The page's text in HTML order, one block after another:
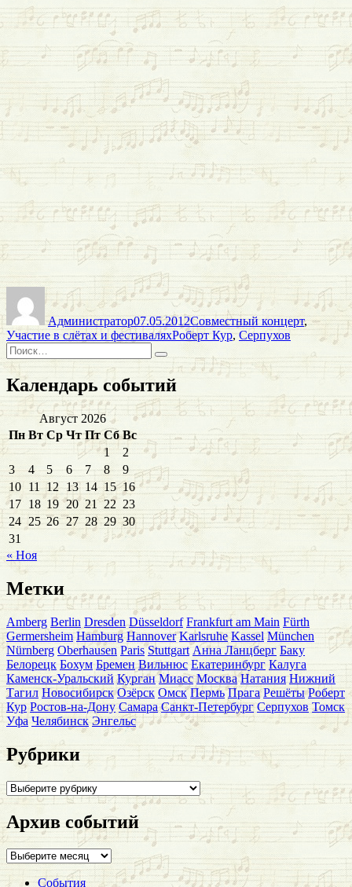
Автор
Администратор
Опубликовано
07.05.2012
Рубрики
Совместный концерт,
Участие в слётах и фестиваляхМетки
Роберт Кур,Серпухов
Искать:
Поиск
Календарь событий
Август 2026
Пн Вт Ср Чт Пт Сб Вс
1
2
3
4 5 6 7 8
9
10 11 12 13 14 15 16
17 18 19 20 21 22 23
24 25 26 27 28 29 30
31
« Ноя
Метки
Amberg Berlin Dresden Düsseldorf Frankfurt am Main Fürth
Germersheim Hamburg Hannover Karlsruhe Kassel München
Nürnberg Oberhausen Paris Stuttgart Анна Ланцберг Баку
Белорецк Бохум Бремен Вильнюс Екатеринбург Калуга
Каменск-Уральский Курган Миасс Москва Натания Нижний
Тагил Новосибирск Озёрск Омск Пермь Прага Решёты Роберт
Кур Ростов-на-Дону Самара Санкт-Петербург Серпухов Томск
Уфа Челябинск Энгельс
Рубрики
Рубрики
Архив событий
Архив
событий
События